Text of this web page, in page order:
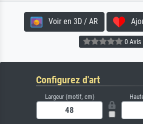
Voir en 3D / AR
0 Avis
Configurez d'art
Largeur (motif, cm)